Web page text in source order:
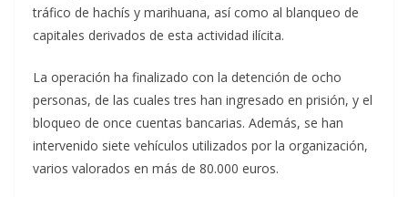
tráfico de hachís y marihuana, así como al blanqueo de
capitales derivados de esta actividad ilícita.
La operación ha finalizado con la detención de ocho
personas, de las cuales tres han ingresado en prisión, y el
bloqueo de once cuentas bancarias. Además, se han
intervenido siete vehículos utilizados por la organización,
varios valorados en más de 80.000 euros.